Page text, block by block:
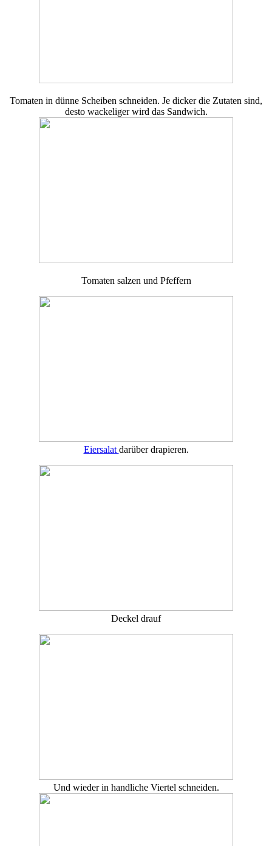
Tomaten in dünne Scheiben schneiden. Je dicker die Zutaten sind,
desto wackeliger wird das Sandwich.
Tomaten salzen und Pfeffern
Eiersalatdarüber drapieren.
Deckel drauf
Und wieder in handliche Viertel schneiden.